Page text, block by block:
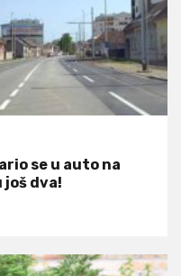
se u auto na
još dva!